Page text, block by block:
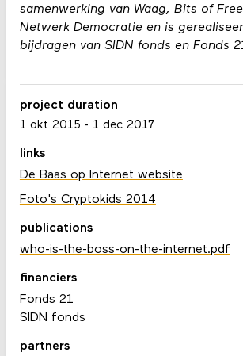
samenwerking van Waag, Bits of
Netwerk Democratie en is
bijdragen van SIDN fonds en Fonds
project duration
1 okt 2015- 1 dec 2017
links
De Baas op Internet website
Foto's Cryptokids 2014
publications
who-is-the-boss-on-the-internet.pdf
financiers
Fonds 21
SIDN fonds
partners